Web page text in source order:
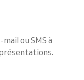
ou SMS à